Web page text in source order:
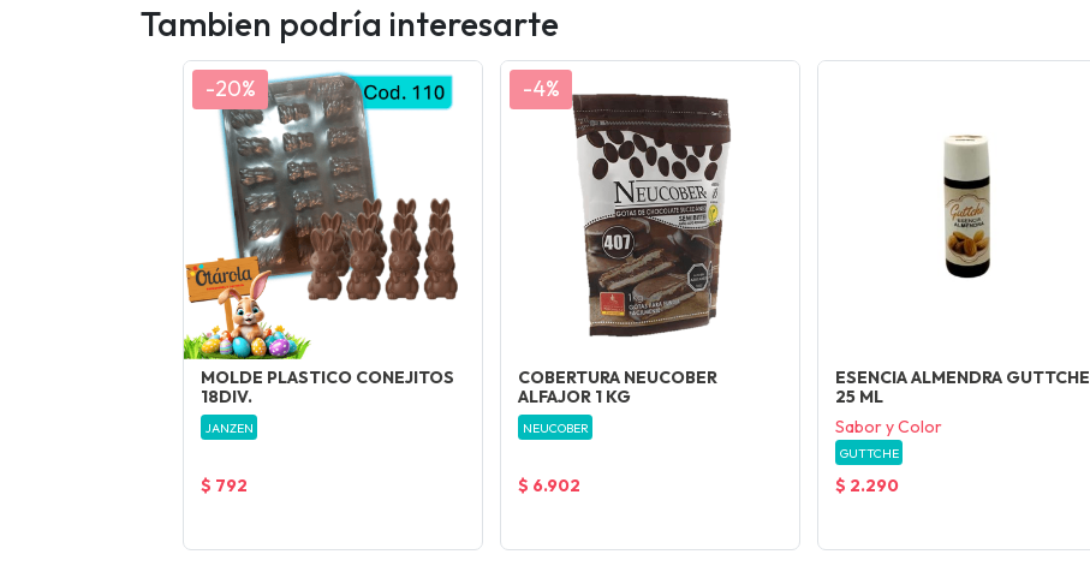
Tambien podría interesarte
-20%
MOLDE PLASTICO CONEJITOS
18DIV.
JANZEN
$ 792
-4%
COBERTURA NEUCOBER
ALFAJOR 1 KG
NEUCOBER
$ 6.902
ESENCIA ALMENDRA GUTTCHE
25 ML
Sabor y Color
GUTTCHE
$ 2.290